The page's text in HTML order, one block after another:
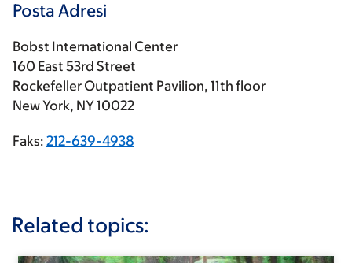
Posta Adresi
Bobst International Center
160 East 53rd Street
Rockefeller Outpatient Pavilion, 11th floor
New York, NY 10022
Faks: 212-639-4938
Related topics: